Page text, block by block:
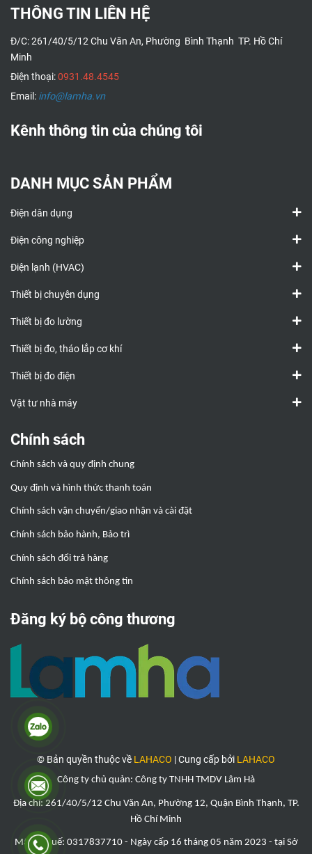
THÔNG TIN LIÊN HỆ
Đ/C: 261/40/5/12 Chu Văn An, Phường Bình Thạnh TP. Hồ Chí
Minh
Điện thoại:0931.48.4545
Email: info@lamha.vn
Kênh thông tin của chúng tôi
DANH MỤC SẢN PHẨM
Điện dân dụng
Điện công nghiệp
Điện lạnh (HVAC)
Thiết bị chuyên dụng
Thiết bị đo lường
Thiết bị đo, tháo lắp cơ khí
Thiết bị đo điện
Vật tư nhà máy
Chính sách
Chính sách và quy định chung
Quy định và hình thức thanh toán
Chính sách vận chuyển/giao nhận và cài đặt
Chính sách bảo hành, Bảo trì
Chính sách đổi trả hàng
Chính sách bảo mật thông tin
Đăng ký bộ công thương
© Bản quyền thuộc về LAHACO |Cung cấp bởi LAHACO
Công ty chủ quản: Công ty TNHH TMDV Lâm Hà
Địa chỉ: 261/40/5/12 Chu Văn An, Phường 12, Quận Bình Thạnh, TP.
Hồ Chí Minh
Mã số thuế: 0317837710 - Ngày cấp 16 tháng 05 năm 2023 - tại Sở